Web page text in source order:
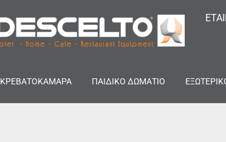
ΚΡΕΒΑΤΟΚΑΜΑΡΑ ΠΑΙΔΙΚΟ ΔΩΜΑΤΙΟ